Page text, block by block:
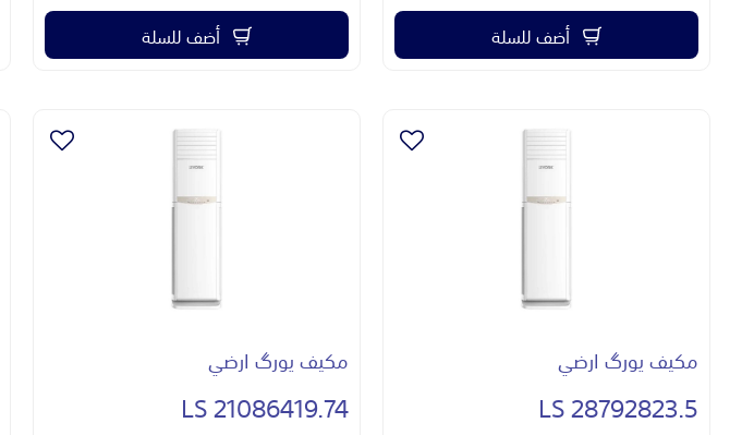
أضف للسلة أضف للسلة
مكيف يورگ ارضي
28792823.5 LS
مكيف يورگ ارضي
21086419.74 LS